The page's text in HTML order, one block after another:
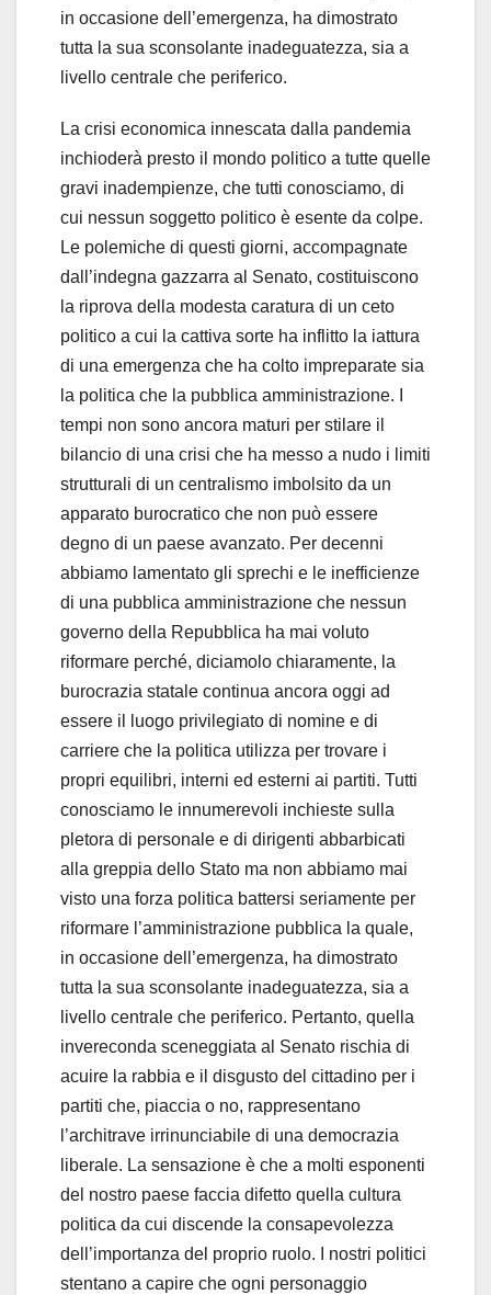
in occasione dell’emergenza, ha dimostrato
tutta la sua sconsolante inadeguatezza, sia a
livello centrale che periferico.
La crisi economica innescata dalla pandemia
inchioderà presto il mondo politico a tutte quelle
gravi inadempienze, che tutti conosciamo, di
cui nessun soggetto politico è esente da colpe.
Le polemiche di questi giorni, accompagnate
dall’indegna gazzarra al Senato, costituiscono
la riprova della modesta caratura di un ceto
politico a cui la cattiva sorte ha inflitto la iattura
di una emergenza che ha colto impreparate sia
la politica che la pubblica amministrazione. I
tempi non sono ancora maturi per stilare il
bilancio di una crisi che ha messo a nudo i limiti
strutturali di un centralismo imbolsito da un
apparato burocratico che non può essere
degno di un paese avanzato. Per decenni
abbiamo lamentato gli sprechi e le inefficienze
di una pubblica amministrazione che nessun
governo della Repubblica ha mai voluto
riformare perché, diciamolo chiaramente, la
burocrazia statale continua ancora oggi ad
essere il luogo privilegiato di nomine e di
carriere che la politica utilizza per trovare i
propri equilibri, interni ed esterni ai partiti. Tutti
conosciamo le innumerevoli inchieste sulla
pletora di personale e di dirigenti abbarbicati
alla greppia dello Stato ma non abbiamo mai
visto una forza politica battersi seriamente per
riformare l’amministrazione pubblica la quale,
in occasione dell’emergenza, ha dimostrato
tutta la sua sconsolante inadeguatezza, sia a
livello centrale che periferico. Pertanto, quella
invereconda sceneggiata al Senato rischia di
acuire la rabbia e il disgusto del cittadino per i
partiti che, piaccia o no, rappresentano
l’architrave irrinunciabile di una democrazia
liberale. La sensazione è che a molti esponenti
del nostro paese faccia difetto quella cultura
politica da cui discende la consapevolezza
dell’importanza del proprio ruolo. I nostri politici
stentano a capire che ogni personaggio